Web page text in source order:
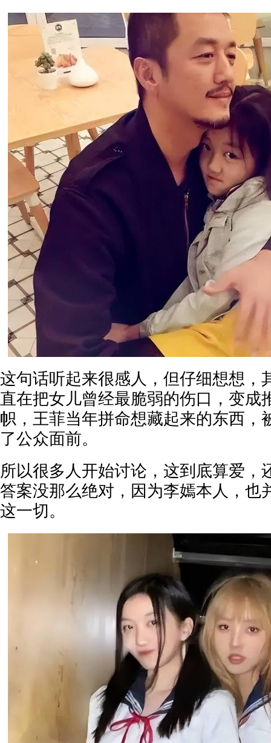
这句话听起来很感人，但仔细想想，
直在把女儿曾经最脆弱的伤口，变成
帜，王菲当年拼命想藏起来的东西，
了公众面前。
所以很多人开始讨论，这到底算爱，
答案没那么绝对，因为李嫣本人，也
这一切。